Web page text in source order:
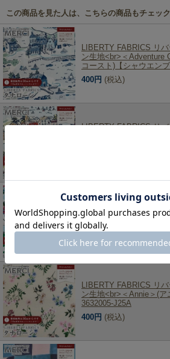
この商品を見た人は、こちらの商品もチェッ
LIBERTY FABRICS リ
ン生地<br>＜Adventure
コースト)【シャウエン
400円 (税込)
LIBERTY FABRICS リ
LIBERTY FABRICS リ
ン生地<br>＜Adventure
コースト)【ターコイズバ
400円
LIBERTY FABRICS リ
ン生地<br>＜Annie＞(ア
3632005-J25A
400円 (税込)